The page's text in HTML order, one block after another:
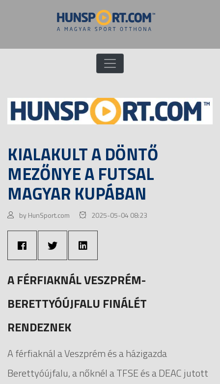
KIALAKULT A DÖNTŐ
MEZŐNYE A FUTSAL
MAGYAR KUPÁBAN
by HunSport.com 2025-05-04 08:23
A FÉRFIAKNÁL VESZPRÉM-
BERETTYÓÚJFALU FINÁLÉT
RENDEZNEK
A férfiaknál a Veszprém és a házigazda
Berettyóújfalu, a nőknél a TFSE és a DEAC jutott